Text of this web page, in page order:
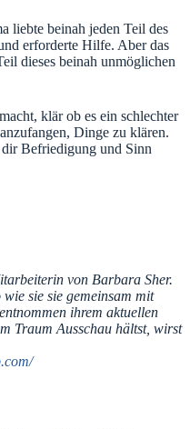
liebte beinah jeden Teil des
erforderte Hilfe. Aber das
dieses beinah unmöglichen
klär ob es ein schlechter
Dinge zu klären.
dir Befriedigung und Sinn
von Barbara Sher.
sie sie gemeinsam mit
ihrem aktuellen
Traum Ausschau hältst, wirst